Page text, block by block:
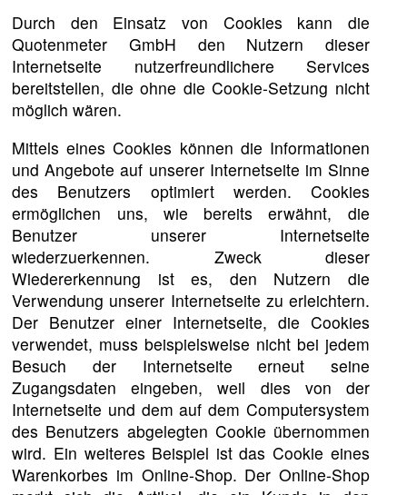
Durch den Einsatz von Cookies kann die
Quotenmeter GmbH den Nutzern dieser
Internetseite nutzerfreundlichere Services
bereitstellen, die ohne die Cookie-Setzung nicht
möglich wären.
Mittels eines Cookies können die Informationen
und Angebote auf unserer Internetseite im Sinne
des Benutzers optimiert werden. Cookies
ermöglichen uns, wie bereits erwähnt, die
Benutzer unserer Internetseite
wiederzuerkennen. Zweck dieser
Wiedererkennung ist es, den Nutzern die
Verwendung unserer Internetseite zu erleichtern.
Der Benutzer einer Internetseite, die Cookies
verwendet, muss beispielsweise nicht bei jedem
Besuch der Internetseite erneut seine
Zugangsdaten eingeben, weil dies von der
Internetseite und dem auf dem Computersystem
des Benutzers abgelegten Cookie übernommen
wird. Ein weiteres Beispiel ist das Cookie eines
Warenkorbes im Online-Shop. Der Online-Shop